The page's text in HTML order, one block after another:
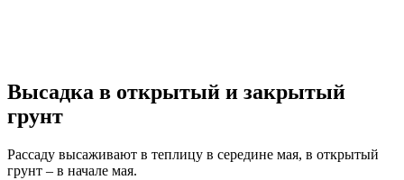
Высадка в открытый и закрытый
грунт
Рассаду высаживают в теплицу в середине мая, в открытый
грунт – в начале мая.